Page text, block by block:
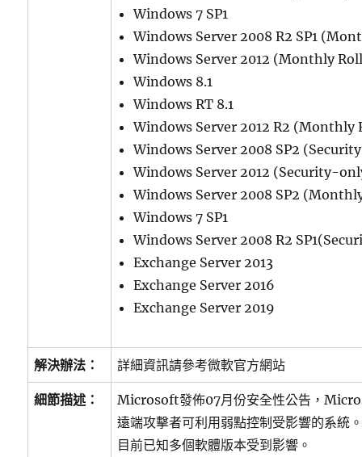
Windows 7 SP1
Windows Server 2008 R2 SP1
Windows Server 2012 (Monthly
Windows 8.1
Windows RT 8.1
Windows Server 2012 R2 (Monthly
Windows Server 2008 SP2
Windows Server 2012 (Security-
Windows Server 2008 SP2
Windows 7 SP1
Windows Server 2008 R2
Exchange Server 2013
Exchange Server 2016
Exchange Server 2019
解決辦法： 詳細資訊請參考微軟官方網站
細節描述：
Microsoft發佈07月份安全性公告，
遠端攻擊者可利用弱點控制受影響的系統
目前已知多個軟體版本受到影響。